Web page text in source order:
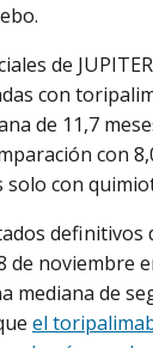
de
con
de 11,7
con
con
definitivos
de noviembre
mediana de
el